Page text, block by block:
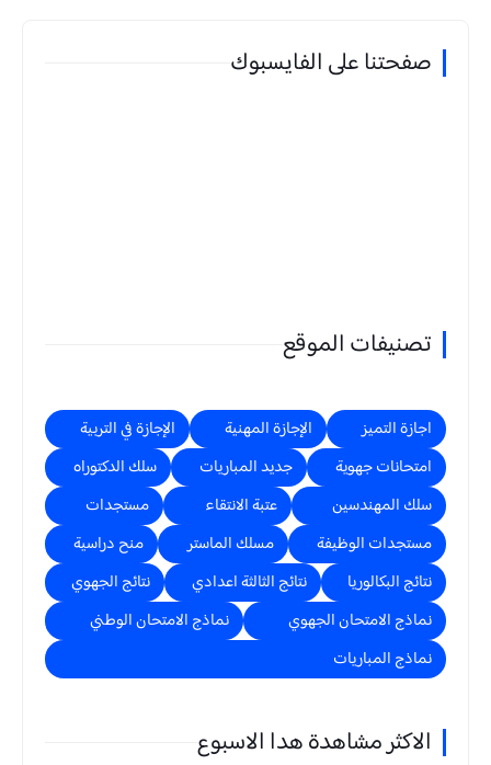
صفحتنا على الفايسبوك
تصنيفات الموقع
اجازة التميز الإجازة المهنية
الإجازة في التربية
امتحانات جهوية
جديد المباريات
سلك الدكتوراه
سلك المهندسين
عتبة الانتقاء
مستجدات
مستجدات الوظيفة
مسلك الماستر
منح دراسية
نتائج البكالوريا
نتائج الثالثة اعدادي
نتائج الجهوي
نماذج الامتحان الجهوي
نماذج الامتحان الوطني
نماذج المباريات
الاكثر مشاهدة هدا الاسبوع